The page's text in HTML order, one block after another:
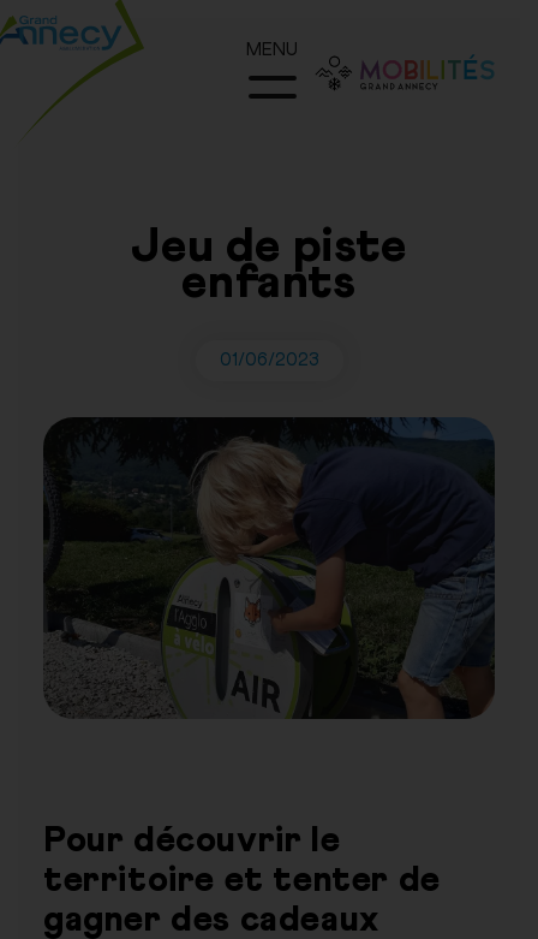
MENU
Jeu de piste
enfants
01/06/2023
Pour découvrir le
territoire et tenter de
gagner des cadeaux